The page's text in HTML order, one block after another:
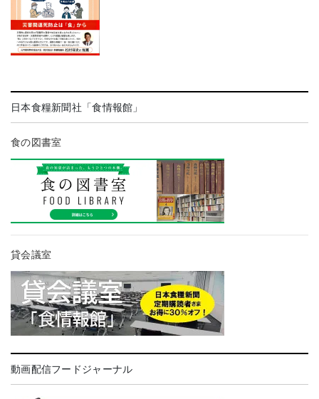
日本食糧新聞社「食情報館」
食の図書室
貸会議室
動画配信フードジャーナル